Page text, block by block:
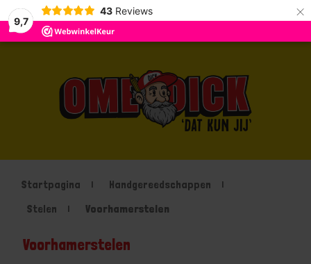
9,7
43 Reviews ×
Startpagina
Handgereedschappen
Stelen
Voorhamerstelen
Voorhamerstelen